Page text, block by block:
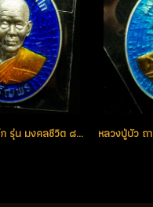
หลวงปู่บัว ถามโก รุ่น มงคลชีวิต ๘๘ เหรียญเจริญพรล่าง เนื้อเงินลงยา(สีน้ำเงิน) หมายเลข 223 (โทรถาม)